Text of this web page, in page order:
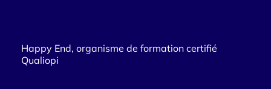
Happy End, organisme de formation certifié
Qualiopi